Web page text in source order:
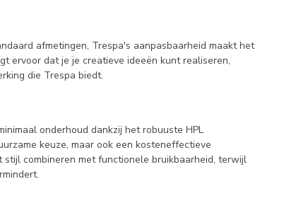
afmetingen, Trespa's aanpasbaarheid maakt het
ervoor dat je je creatieve ideeën kunt realiseren,
die Trespa biedt.
onderhoud dankzij het robuuste HPL
keuze, maar ook een kosteneffectieve
combineren met functionele bruikbaarheid, terwijl